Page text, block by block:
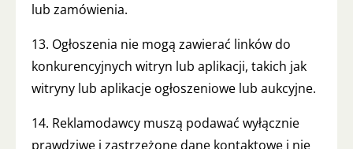
lub zamówienia.
13. Ogłoszenia nie mogą zawierać linków do
konkurencyjnych witryn lub aplikacji, takich jak
witryny lub aplikacje ogłoszeniowe lub aukcyjne.
14. Reklamodawcy muszą podawać wyłącznie
prawdziwe i zastrzeżone dane kontaktowe i nie